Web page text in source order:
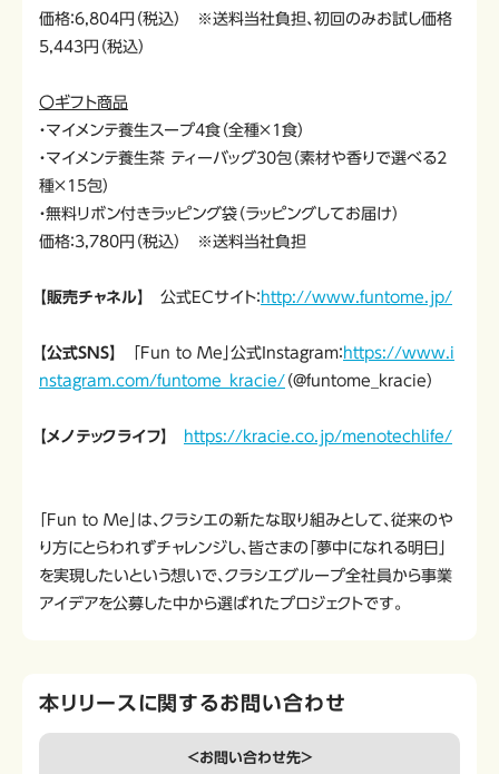
価格：6,804円（税込） ※送料当社負担、初回のみお試し価格
5,443円（税込）
〇ギフト商品
・マイメンテ養生スープ4食（全種×1食）
・マイメンテ養生茶 ティーバッグ30包（素材や香りで選べる2
種×15包）
・無料リボン付きラッピング袋（ラッピングしてお届け）
価格：3,780円（税込） ※送料当社負担
【販売チャネル】 公式ECサイト： http://www.funtome.jp/
【公式SNS】 「Fun to Me」公式Instagram： https://www.i
nstagram.com/funtome_kracie/ （@funtome_kracie）
【メノテックライフ】 https://kracie.co.jp/menotechlife/
「Fun to Me」は、クラシエの新たな取り組みとして、従来のや
り方にとらわれずチャレンジし、皆さまの「夢中になれる明日」
を実現したいという想いで、クラシエグループ全社員から事業
アイデアを公募した中から選ばれたプロジェクトです。
本リリースに関するお問い合わせ
＜お問い合わせ先＞